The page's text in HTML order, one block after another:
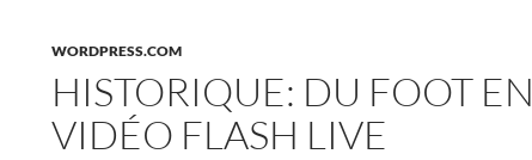
WORDPRESS.COM
HISTORIQUE: DU FOOT EN
VIDÉO FLASH LIVE